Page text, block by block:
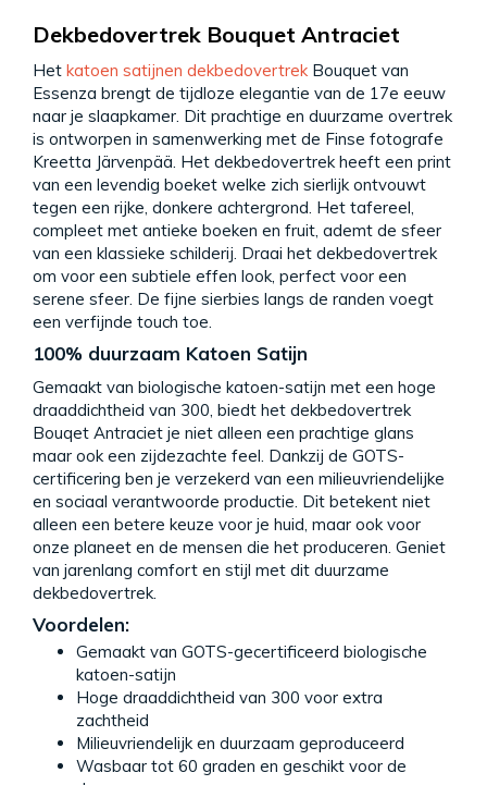
Dekbedovertrek Bouquet Antraciet
Het katoen satijnen dekbedovertrek Bouquet van
Essenza brengt de tijdloze elegantie van de 17e eeuw
naar je slaapkamer. Dit prachtige en duurzame overtrek
is ontworpen in samenwerking met de Finse fotografe
Kreetta Järvenpää. Het dekbedovertrek heeft een print
van een levendig boeket welke zich sierlijk ontvouwt
tegen een rijke, donkere achtergrond. Het tafereel,
compleet met antieke boeken en fruit, ademt de sfeer
van een klassieke schilderij. Draai het dekbedovertrek
om voor een subtiele effen look, perfect voor een
serene sfeer. De fijne sierbies langs de randen voegt
een verfijnde touch toe.
100% duurzaam Katoen Satijn
Gemaakt van biologische katoen-satijn met een hoge
draaddichtheid van 300, biedt het dekbedovertrek
Bouqet Antraciet je niet alleen een prachtige glans
maar ook een zijdezachte feel. Dankzij de GOTS-
certificering ben je verzekerd van een milieuvriendelijke
en sociaal verantwoorde productie. Dit betekent niet
alleen een betere keuze voor je huid, maar ook voor
onze planeet en de mensen die het produceren. Geniet
van jarenlang comfort en stijl met dit duurzame
dekbedovertrek.
Voordelen:
Gemaakt van GOTS-gecertificeerd biologische
katoen-satijn
Hoge draaddichtheid van 300 voor extra
zachtheid
Milieuvriendelijk en duurzaam geproduceerd
Wasbaar tot 60 graden en geschikt voor de